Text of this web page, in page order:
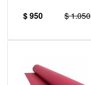
$ 950 $ 1.050